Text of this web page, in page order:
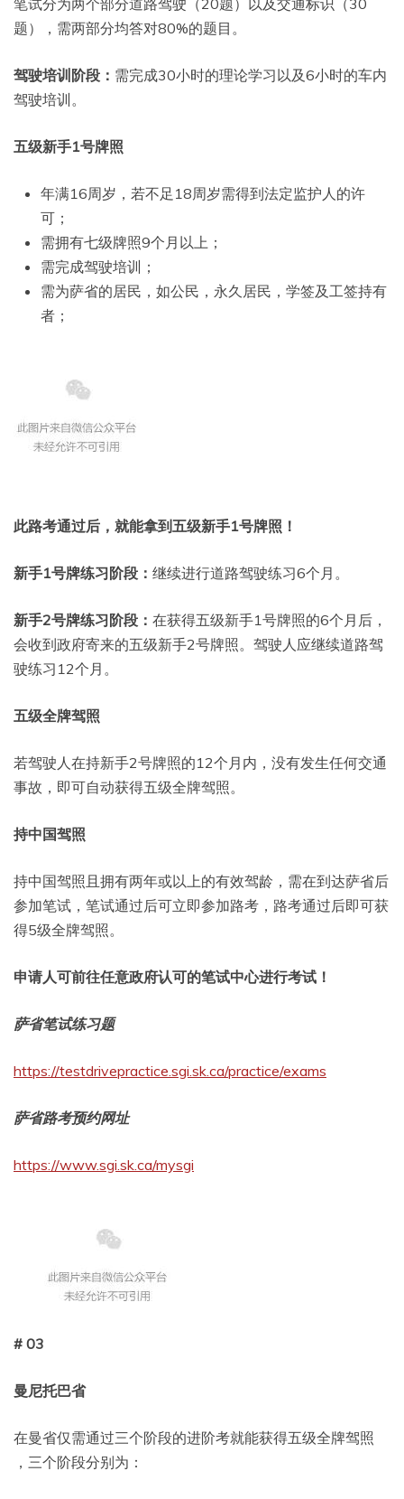
笔试分为两个部分道路驾驶（20题）以及交通标识（30
题），需两部分均答对80%的题目。
驾驶培训阶段： 需完成30小时的理论学习以及6小时的车内
驾驶培训。
五级新手1号牌照
年满16周岁，若不足18周岁需得到法定监护人的许
可；
需拥有七级牌照9个月以上；
需完成驾驶培训；
需为萨省的居民，如公民，永久居民，学签及工签持有
者；
此路考通过后，就能拿到五级新手1号牌照！
新手1号牌练习阶段： 继续进行道路驾驶练习6个月。
新手2号牌练习阶段： 在获得五级新手1号牌照的6个月后，
会收到政府寄来的五级新手2号牌照。驾驶人应继续道路驾
驶练习12个月。
五级全牌驾照
若驾驶人在持新手2号牌照的12个月内，没有发生任何交通
事故，即可自动获得五级全牌驾照。
持中国驾照
持中国驾照且拥有两年或以上的有效驾龄，需在到达萨省后
参加笔试，笔试通过后可立即参加路考，路考通过后即可获
得5级全牌驾照。
申请人可前往任意政府认可的笔试中心进行考试！
萨省笔试练习题
https://testdrivepractice.sgi.sk.ca/practice/exams
萨省路考预约网址
https://www.sgi.sk.ca/mysgi
# 03
曼尼托巴省
在曼省仅需通过三个阶段的进阶考就能获得五级全牌驾照
，三个阶段分别为：